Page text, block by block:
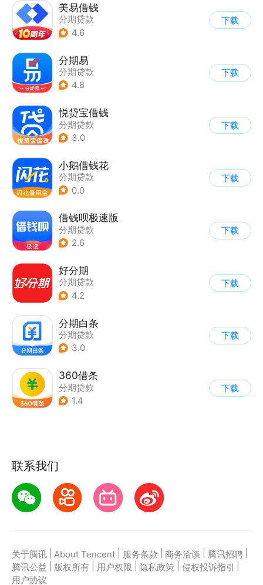
美易借钱
分期贷款
4.6
下载
分期易
分期贷款
4.8
下载
悦贷宝借钱
分期贷款
3.0
下载
小鹅借钱花
分期贷款
0.0
下载
借钱呗极速版
分期贷款
2.6
下载
好分期
分期贷款
4.2
下载
分期白条
分期贷款
3.0
下载
360借条
分期贷款
1.4
下载
联系我们
关于腾讯 About Tencent 服务条款 商务洽谈 腾讯招聘
腾讯公益
版权所有 用户权限 隐私政策 侵权投诉指引
用户协议